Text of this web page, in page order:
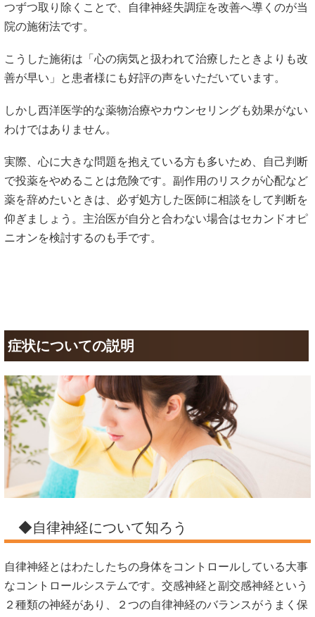
つずつ取り除くことで、自律神経失調症を改善へ導くのが当
院の施術法です。
こうした施術は「心の病気と扱われて治療したときよりも改
善が早い」と患者様にも好評の声をいただいています。
しかし西洋医学的な薬物治療やカウンセリングも効果がない
わけではありません。
実際、心に大きな問題を抱えている方も多いため、自己判断
で投薬をやめることは危険です。副作用のリスクが心配など
薬を辞めたいときは、必ず処方した医師に相談をして判断を
仰ぎましょう。主治医が自分と合わない場合はセカンドオピ
ニオンを検討するのも手です。
症状についての説明
◆自律神経について知ろう
自律神経とはわたしたちの身体をコントロールしている大事
なコントロールシステムです。交感神経と副交感神経という
２種類の神経があり、２つの自律神経のバランスがうまく保